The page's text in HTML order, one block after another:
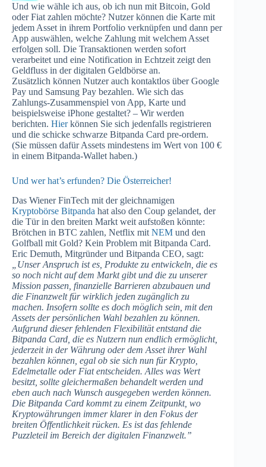
Und wie wähle ich aus, ob ich nun mit Bitcoin, Gold
oder Fiat zahlen möchte? Nutzer können die Karte mit
jedem Asset in ihrem Portfolio verknüpfen und dann per
App auswählen, welche Zahlung mit welchem Asset
erfolgen soll. Die Transaktionen werden sofort
verarbeitet und eine Notification in Echtzeit zeigt den
Geldfluss in der digitalen Geldbörse an.
Zusätzlich können Nutzer auch kontaktlos über Google
Pay und Samsung Pay bezahlen. Wie sich das
Zahlungs-Zusammenspiel von App, Karte und
beispielsweise iPhone gestaltet? – Wir werden
berichten. Hierkönnen Sie sich jedenfalls registrieren
und die schicke schwarze Bitpanda Card pre-ordern.
(Sie müssen dafür Assets mindestens im Wert von 100 €
in einem Bitpanda-Wallet haben.)
Und wer hat’s erfunden? Die Österreicher!
Das Wiener FinTech mit der gleichnamigen
Kryptobörse Bitpanda hat also den Coup gelandet, der
die Tür in den breiten Markt weit aufstoßen könnte:
Brötchen in BTC zahlen, Netflix mit NEM und den
Golfball mit Gold? Kein Problem mit Bitpanda Card.
Eric Demuth, Mitgründer und Bitpanda CEO, sagt:
Unser Anspruch ist es, Produkte zu entwickeln, die es
so noch nicht auf dem Markt gibt und die zu unserer
Mission passen, finanzielle Barrieren abzubauen und
die Finanzwelt für wirklich jeden zugänglich zu
machen. Insofern sollte es doch möglich sein, mit den
Assets der persönlichen Wahl bezahlen zu können.
Aufgrund dieser fehlenden Flexibilität entstand die
Bitpanda Card, die es Nutzern nun endlich ermöglicht,
jederzeit in der Währung oder dem Asset ihrer Wahl
bezahlen können, egal ob sie sich nun für Krypto,
Edelmetalle oder Fiat entscheiden. Alles was Wert
besitzt, sollte gleichermaßen behandelt werden und
eben auch nach Wunsch ausgegeben werden können.
Die Bitpanda Card kommt zu einem Zeitpunkt, wo
Kryptowährungen immer klarer in den Fokus der
breiten Öffentlichkeit rücken. Es ist das fehlende
Puzzleteil im Bereich der digitalen Finanzwelt.”